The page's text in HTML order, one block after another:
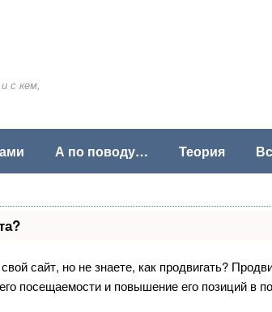
с кем,
А по поводу… Теория
сайт, но не знаете, как продвигать?
посещаемости и повышение его позиций в